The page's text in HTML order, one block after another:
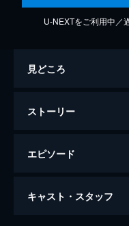
U-NEXTをご利用中／
見どころ
ストーリー
エピソード
セッション
キャスト・スタッフ